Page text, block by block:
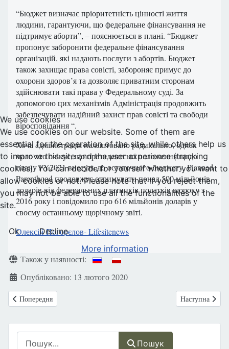
Пошук
“Бюджет визначає пріоритетність цінності життя
людини, гарантуючи, що федеральне фінансування не
підтримує аборти”, – пояснюється в плані. “Бюджет
пропонує заборонити федеральне фінансування
організацій, які надають послуги з абортів. Бюджет
також захищає права совісті, забороняє примус до
охорони здоров’я та дозволяє приватним сторонам
здійснювати такі права у Федеральному суді. За
допомогою цих механізмів Адміністрація продовжить
забезпечувати надійний захист прав совісті та свободи
віросповідання “.
Хоча адміністрація налаштовано радикально, однак
мало хто очікує, що президентські положення щодо
плану FY2021 внесуть до остаточного бюджету. Planned
Parenthood продовжує отримувати понад 500 мільйонів
доларів від федеральних платників податків щороку з
2016 року і повідомило про 616 мільйонів доларів у
своєму останньому щорічному звіті.
Олексій Погорєлов- Lifesitenews
ДеталіТакож у наявності:
Опубліковано: 13 лютого 2020
Попередня стаття: Сьогодні. Польща. Місце зустрічі - Румія (
Попередня Наступна
Наступна
We use cookies
We use cookies on our website. Some of them are
essential for the operation of the site, while others help us
to improve this site and the user experience (tracking
cookies). You can decide for yourself whether you want to
allow cookies or not. Please note that if you reject them,
you may not be able to use all the functionalities of the
site.
Ok
Decline
More information